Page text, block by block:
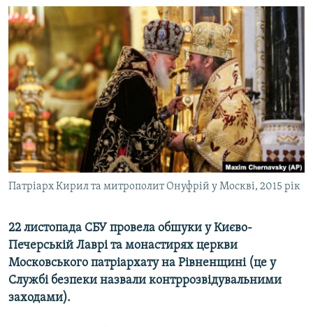
ВСЕ ЗА ДЕНЬ
СПЕЦПРОЕКТИ
ДЕПОРТАЦІЯ
ВІДЕОУРОКИ «ELIFBE»
СВІДЧЕННЯ ОКУПАЦІЇ
УКРАЇНСЬКА ПРОБЛЕМА КРИМУ
ІНФОГРАФІКА
ЯК ОБІЙТИ БЛОКУВАННЯ
Русский
Qırımtatar
ДОЛУЧАЙСЯ!
Усі сайти RFE/RL
Патріарх Кирил та митрополит Онуфрій у Москві, 2015 рік
22 листопада СБУ провела обшуки у Києво-
Печерській Лаврі та монастирях церкви
Московського патріархату на Рівненщині (це у
Службі безпеки назвали контррозвідувальними
заходами).